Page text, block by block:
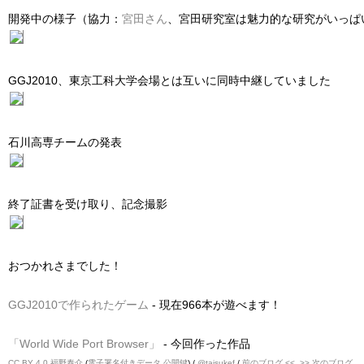
開発中の様子（協力： 宮田さん 、宮田研究室は魅力的な研究がいっぱ
GGJ2010、東京工科大学会場とは互いに同時中継していました
石川高専チームの発表
終了証書を受け取り、記念撮影
おつかれさまでした！
GGJ2010で作られたゲーム - 現在966本が遊べます！
「World Wide Port Browser」 - 今回作った作品